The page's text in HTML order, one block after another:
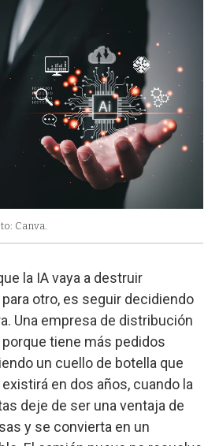
Canva.
la IA vaya a destruir
otro, es seguir decidiendo
Una empresa de distribución
tiene más pedidos
un cuello de botella que
en dos años, cuando la
deje de ser una ventaja de
y se convierta en un